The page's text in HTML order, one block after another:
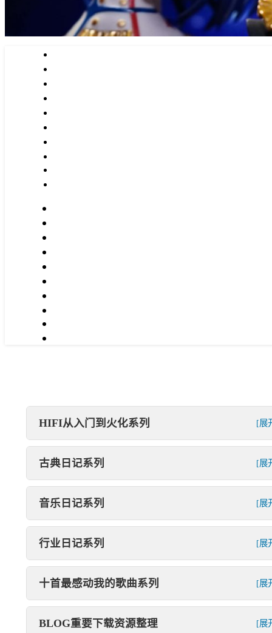
HIFI从入门到火化系列 [展
古典日记系列 [展
音乐日记系列 [展
行业日记系列 [展
十首最感动我的歌曲系列 [展
BLOG重要下载资源整理 [展